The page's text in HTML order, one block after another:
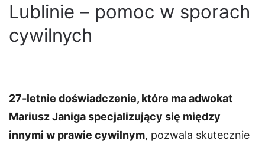
Lublinie – pomoc w sporach
cywilnych
27-letnie doświadczenie, które ma adwokat
Mariusz Janiga specjalizujący się między
innymi w prawie cywilnym, pozwala skutecznie